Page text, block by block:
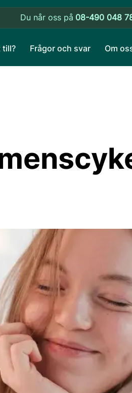
Du når oss på 08-490 048
till? Frågor och svar Om